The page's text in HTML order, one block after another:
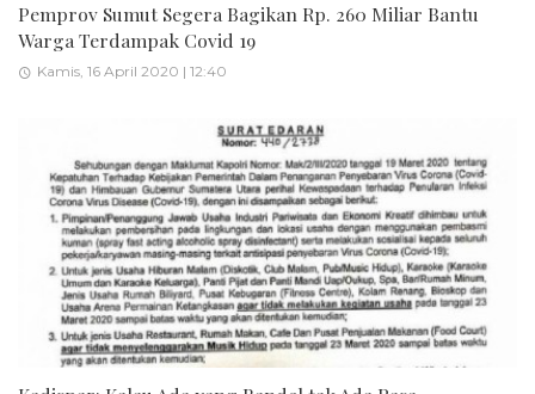
Pemprov Sumut Segera Bagikan Rp. 260 Miliar Bantu
Warga Terdampak Covid 19
Kamis, 16 April 2020 | 12:40